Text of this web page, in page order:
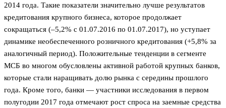
2014 года. Такие показатели значительно лучше результатов
кредитования крупного бизнеса, которое продолжает
сокращаться (–5,2% с 01.07.2016 по 01.07.2017), но уступает
динамике необеспеченного розничного кредитования (+5,8% за
аналогичный период). Положительные тенденции в сегменте
МСБ во многом обусловлены активной работой крупных банков,
которые стали наращивать долю рынка с середины прош­лого
года. Кроме того, банки — участники исследования в первом
полугодии 2017 года отмечают рост спроса на заемные средства